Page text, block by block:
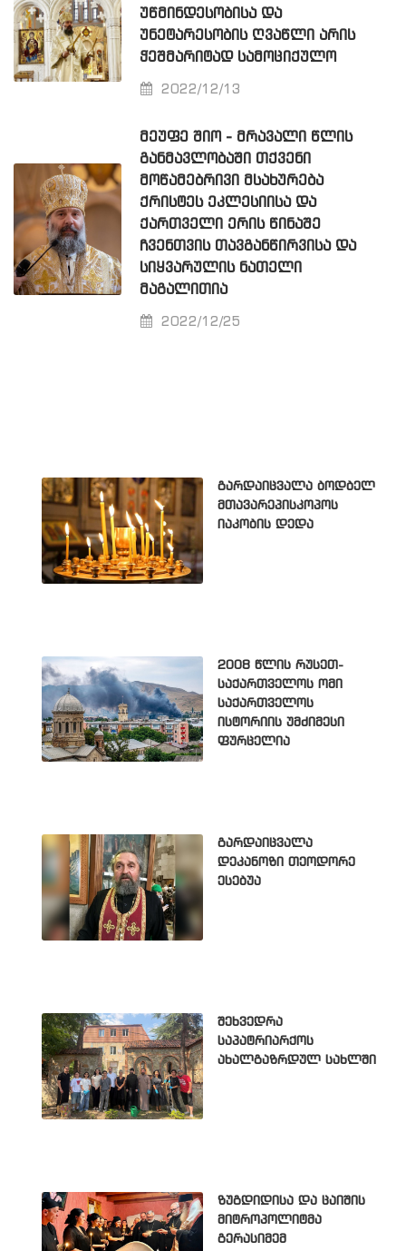
ᲣᲬᲛᲘᲜᲓᲔᲡᲝᲑᲘᲡᲐ ᲓᲐ
ᲣᲜᲔᲢᲐᲠᲔᲡᲝᲑᲘᲡ ᲦᲕᲐᲬᲚᲘ ᲐᲠᲘᲡ
ᲭᲔᲨᲛᲐᲠᲘᲢᲐᲓ ᲡᲐᲛᲝᲪᲘᲥᲣᲚᲝ
2022/12/13
ᲛᲔᲣᲤᲔ ᲨᲘᲝ - ᲛᲠᲐᲕᲐᲚᲘ ᲬᲚᲘᲡ
ᲒᲐᲜᲛᲐᲕᲚᲝᲑᲐᲨᲘ ᲗᲥᲕᲔᲜᲘ
ᲛᲝᲬᲐᲛᲔᲑᲠᲘᲕᲘ ᲛᲡᲐᲮᲣᲠᲔᲑᲐ
ᲥᲠᲘᲡᲢᲔᲡ ᲔᲙᲚᲔᲡᲘᲘᲡᲐ ᲓᲐ
ᲥᲐᲠᲗᲕᲔᲚᲘ ᲔᲠᲘᲡ ᲬᲘᲜᲐᲨᲔ
ᲩᲕᲔᲜᲗᲕᲘᲡ ᲗᲐᲕᲒᲐᲜᲬᲘᲠᲕᲘᲡᲐ ᲓᲐ
ᲡᲘᲧᲕᲐᲠᲣᲚᲘᲡ ᲜᲐᲗᲔᲚᲘ
ᲛᲐᲒᲐᲚᲘᲗᲘᲐ
2022/12/25
გარდაიცვალა ბოდბელ
მთავარეპისკოპოს
იაკობის დედა
2008 წლის რუსეთ-
საქართველოს ომი
საქართველოს
ისტორიის უმძიმესი
ფურცელია
გარდაიცვალა
დეკანოზი თეოდორე
ესებუა
შეხვედრა
საპატრიარქოს
ახალგაზრდულ სახლში
ზუგდიდისა და ცაიშის
მიტროპოლიტმა
გერასიმემ